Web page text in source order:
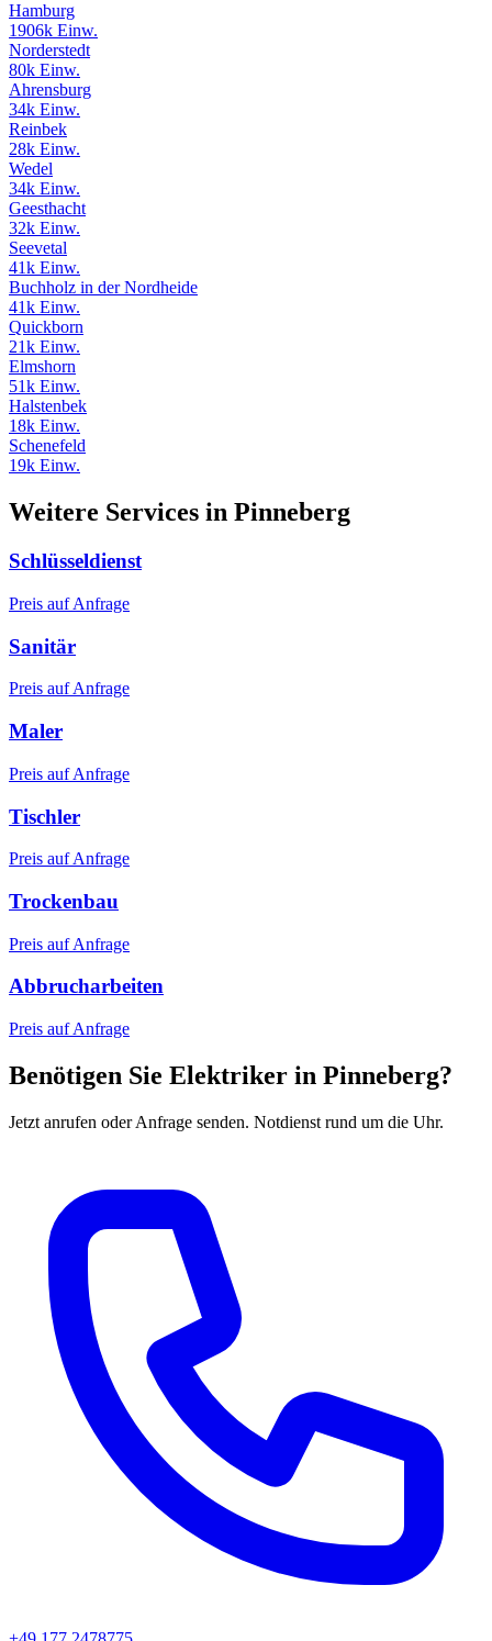
Hamburg
1906k Einw.
Norderstedt
80k Einw.
Ahrensburg
34k Einw.
Reinbek
28k Einw.
Wedel
34k Einw.
Geesthacht
32k Einw.
Seevetal
41k Einw.
Buchholz in der Nordheide
41k Einw.
Quickborn
21k Einw.
Elmshorn
51k Einw.
Halstenbek
18k Einw.
Schenefeld
19k Einw.
Weitere Services in Pinneberg
Schlüsseldienst
Preis auf Anfrage
Sanitär
Preis auf Anfrage
Maler
Preis auf Anfrage
Tischler
Preis auf Anfrage
Trockenbau
Preis auf Anfrage
Abbrucharbeiten
Preis auf Anfrage
Benötigen Sie Elektriker in Pinneberg?
Jetzt anrufen oder Anfrage senden. Notdienst rund um die Uhr.